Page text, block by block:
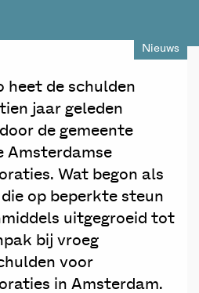
Nieuws
heet de schulden
jaar geleden
de gemeente
Amsterdamse
Wat begon als
op beperkte steun
uitgegroeid tot
bij vroeg
voor
in Amsterdam.